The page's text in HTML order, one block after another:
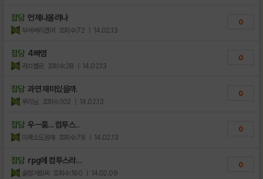
잡담 언제나올려나
부셔버리겠어 조회수:72 | 14.02.13
0
잡담 4빠염
라끄벨르 조회수:28 | 14.02.13
0
잡담 과연 재미있을까.
루리님 조회수:102 | 14.02.13
0
잡담 우ㅡ훔... 컴투스..
미쿡소도음매 조회수:78 | 14.02.13
0
잡담 rpg에 컴투스라...
술렁거림씨 조회수:190 | 14.02.09
0